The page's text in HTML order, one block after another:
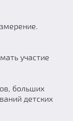
участие
больших
детских